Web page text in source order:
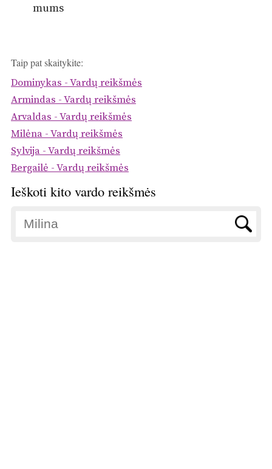
mums
Taip pat skaitykite:
Dominykas - Vardų reikšmės
Armindas - Vardų reikšmės
Arvaldas - Vardų reikšmės
Milėna - Vardų reikšmės
Sylvija - Vardų reikšmės
Bergailė - Vardų reikšmės
Ieškoti kito vardo reikšmės